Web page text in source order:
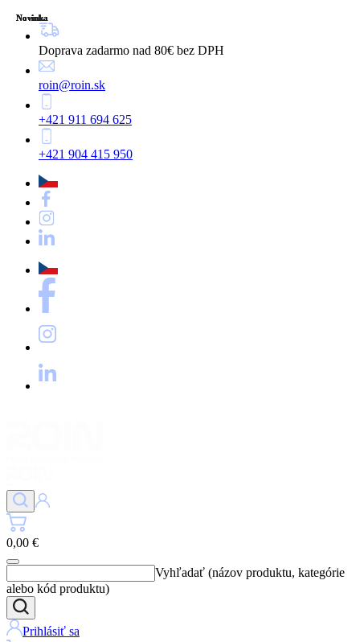
Doprava zadarmo nad 80€ bez DPH
roin@roin.sk
+421 911 694 625
+421 904 415 950
0,00 €
Vyhľadať (názov produktu, kategórie
alebo kód produktu)
Prihlásiť sa
Novinka
Novinka
Novinka
Novinka
Novinka
Novinka
Novinka